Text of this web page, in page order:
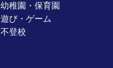
幼稚園・保育園
遊び・ゲーム
不登校